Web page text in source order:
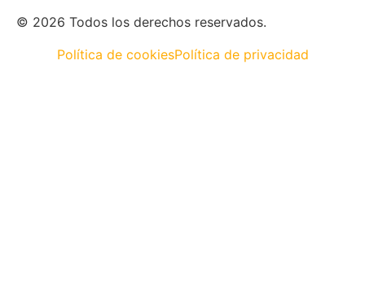
© 2026 Todos los derechos reservados.
Política de cookiesPolítica de privacidad